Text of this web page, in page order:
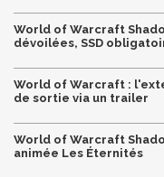
World of Warcraft
dévoilées, SSD
World of Warcraft :
de sortie via un trailer
World of Warcraft
animée Les Éternités